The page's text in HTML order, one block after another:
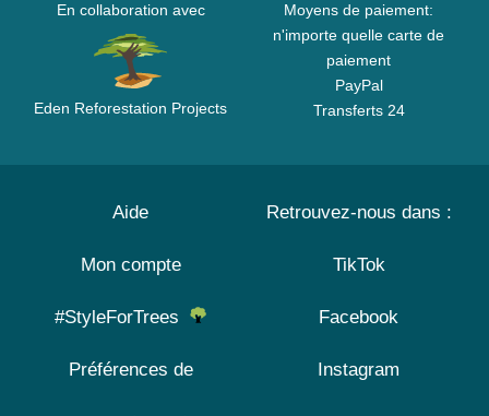
En collaboration avec
Eden Reforestation Projects
Moyens de paiement:
n'importe quelle carte de
paiement
PayPal
Transferts 24
Aide
Mon compte
#StyleForTrees
Préférences de
Retrouvez-nous dans :
TikTok
Facebook
Instagram